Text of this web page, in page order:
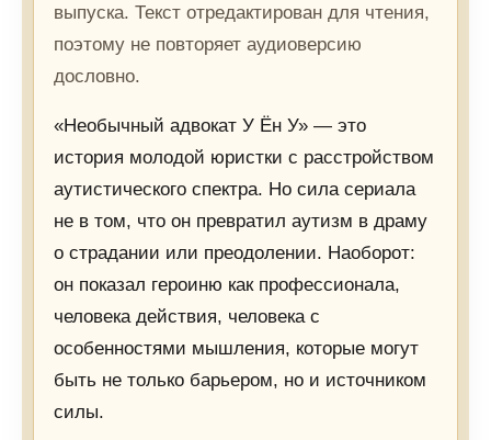
выпуска. Текст отредактирован для чтения,
поэтому не повторяет аудиоверсию
дословно.
«Необычный адвокат У Ён У» — это
история молодой юристки с расстройством
аутистического спектра. Но сила сериала
не в том, что он превратил аутизм в драму
о страдании или преодолении. Наоборот:
он показал героиню как профессионала,
человека действия, человека с
особенностями мышления, которые могут
быть не только барьером, но и источником
силы.